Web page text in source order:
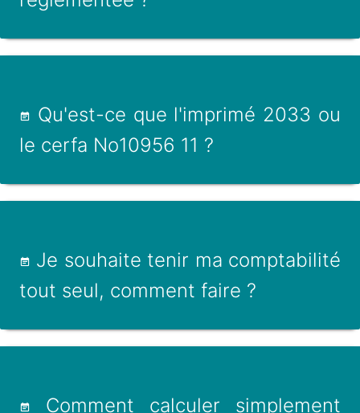
Qu'est-ce que l'imprimé 2033 ou
le cerfa No10956 11 ?
Je souhaite tenir ma comptabilité
tout seul, comment faire ?
Comment calculer simplement